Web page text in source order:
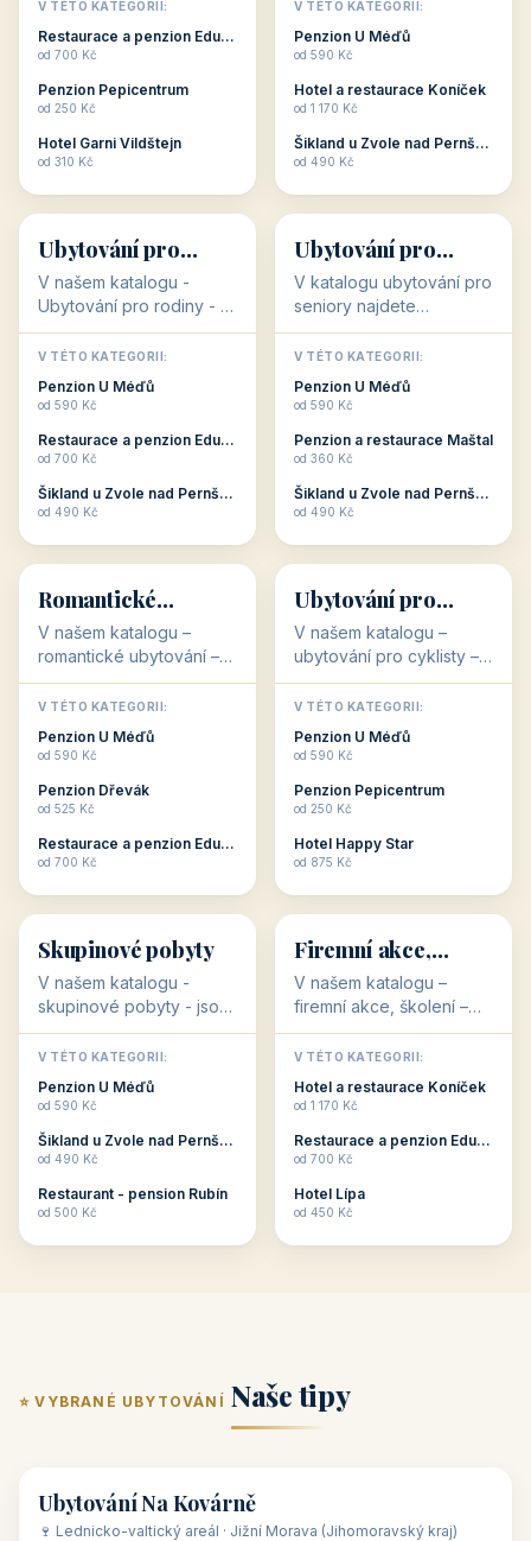
dovolenou přímo
souvisejí. Aktivní
odpočinek jso...
V TÉTO KATEGORII:
Restaurace a penzion Eduard
od 700 Kč
Penzion Pepicentrum
od 250 Kč
Hotel Garni Vildštejn
od 310 Kč
cenově dostupné
ubytování v ČR. Budete
c...
V TÉTO KATEGORII:
Penzion U Méďů
od 590 Kč
Hotel a restaurace Koníček
od 1 170 Kč
Šikland u Zvole nad Pernštejnem
od 490 Kč
👨‍👩‍👧‍👦
👨‍👩‍👧‍👦
34 objektů
Ubytování pro
rodiny
V našem katalogu -
Ubytování pro rodiny -
jsou pro Vás připraveny
objekty, které svojí
polohou či vybaveností,
nabízí klidné ubytování
V TÉTO KATEGORII:
Penzion U Méďů
od 590 Kč
Restaurace a penzion Eduard
od 700 Kč
Šikland u Zvole nad Pernštejnem
od 490 Kč
🧓
🧓
33 objektů
Ubytování pro
seniory
V katalogu ubytování pro
seniory najdete
penziony a hotely, které
jsou přizpůsobeny pro
ubytování klientů vyššího
věku. Některé z nich
V TÉTO KATEGORII:
Penzion U Méďů
od 590 Kč
Penzion a restaurace Maštal
od 360 Kč
Šikland u Zvole nad Pernštejnem
od 490 Kč
💕
💕
Romantické
ubytování
V našem katalogu –
romantické ubytování –
jsou pro Vás připraveny
objekty, které svojí
stavbou, polohou anebo
zaměřením nabízí
Romantické ...
V TÉTO KATEGORII:
Penzion U Méďů
od 590 Kč
Penzion Dřevák
od 525 Kč
Restaurace a penzion Eduard
od 700 Kč
🚴
🚴
32 objektů
Ubytování pro
cyklisty
V našem katalogu –
ubytování pro cyklisty –
jsou pro Vás připraveny
objekty, které jsou na
milovníky cykloturistiky
připraveny. Většinou mají
V TÉTO KATEGORII:
Penzion U Méďů
od 590 Kč
Penzion Pepicentrum
od 250 Kč
Hotel Happy Star
od 875 Kč
👥
👥
32 objektů
Skupinové pobyty
V našem katalogu -
skupinové pobyty - jsou
pro Vás připraveny
objekty, které nabízí
ubytování skupin v
penzionech, hotelích a
Budete překva...
V TÉTO KATEGORII:
Penzion U Méďů
od 590 Kč
Šikland u Zvole nad Pernštejnem
od 490 Kč
Restaurant - pension Rubín
od 500 Kč
💼
💼
31 objektů
Firemní akce,
školení
V našem katalogu –
firemní akce, školení –
jsou pro Vás připraveny
objekty, které mají
zkušenosti pořádat i
menší firemní akce a
ob...
V TÉTO KATEGORII:
Hotel a restaurace Koníček
od 1 170 Kč
Restaurace a penzion Eduard
od 700 Kč
Hotel Lípa
od 450 Kč
⭐ VYBRANÉ UBYTOVÁNÍ Naše tipy
🏡 penzion
Ubytování Na Kovárně
🍷 Lednicko-valtický areál · Jižní Morava (Jihomoravský kraj)